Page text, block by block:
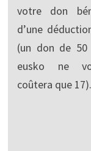
votre don
d’une
(un don de
eusko ne
coûtera que 17).